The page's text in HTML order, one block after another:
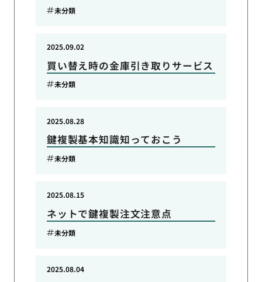
未分類
買い替え時の金庫引き取りサービス
2025.09.02
未分類
鍵複製基本知識知っておこう
2025.08.28
未分類
ネットで鍵複製注文注意点
2025.08.15
未分類
2025.08.04